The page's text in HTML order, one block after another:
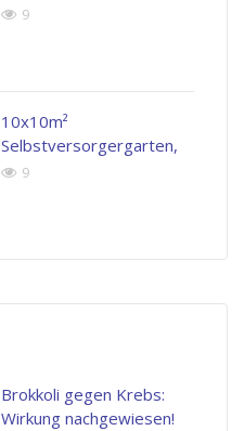
9
10x10m²
Selbstversorgergarten,
9
Brokkoli gegen Krebs:
Wirkung nachgewiesen!